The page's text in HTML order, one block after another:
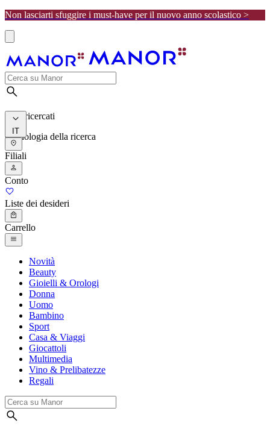
Non lasciarti sfuggire i must-have per il nuovo anno scolastico >
I più ricercati
Cronologia della ricerca
IT
Filiali
Conto
Liste dei desideri
Carrello
Novità
Beauty
Gioielli & Orologi
Donna
Uomo
Bambino
Sport
Casa & Viaggi
Giocattoli
Multimedia
Vino & Prelibatezze
Regali